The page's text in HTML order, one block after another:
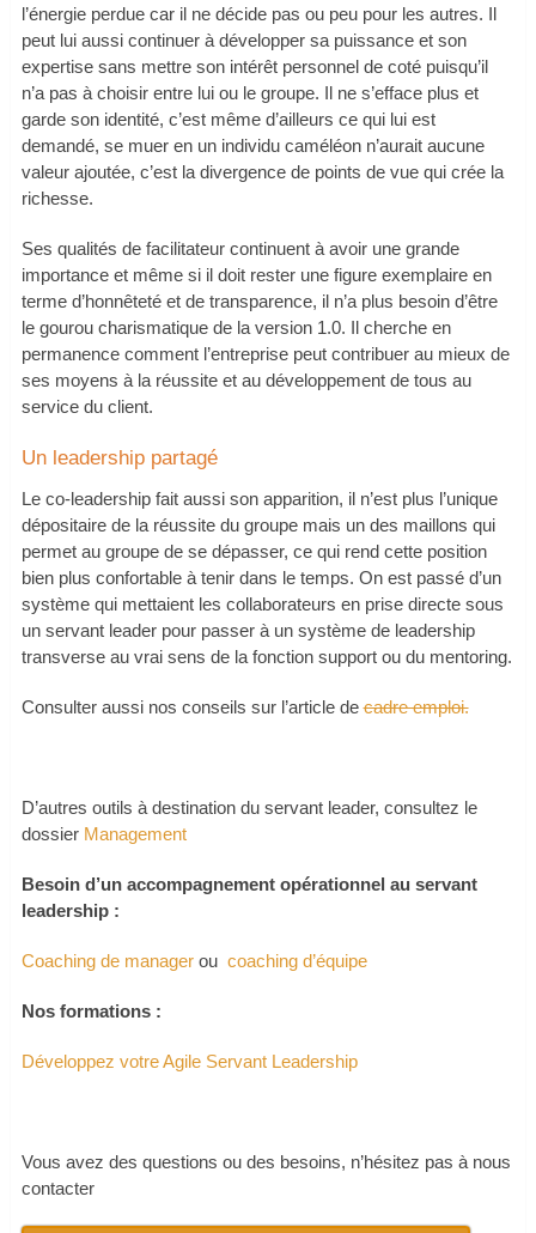
l’énergie perdue car il ne décide pas ou peu pour les autres. Il
peut lui aussi continuer à développer sa puissance et son
expertise sans mettre son intérêt personnel de coté puisqu’il
n’a pas à choisir entre lui ou le groupe. Il ne s’efface plus et
garde son identité, c’est même d’ailleurs ce qui lui est
demandé, se muer en un individu caméléon n’aurait aucune
valeur ajoutée, c’est la divergence de points de vue qui crée la
richesse.
Ses qualités de facilitateur continuent à avoir une grande
importance et même si il doit rester une figure exemplaire en
terme d’honnêteté et de transparence, il n’a plus besoin d’être
le gourou charismatique de la version 1.0. Il cherche en
permanence comment l’entreprise peut contribuer au mieux de
ses moyens à la réussite et au développement de tous au
service du client.
Un leadership partagé
Le co-leadership fait aussi son apparition, il n’est plus l’unique
dépositaire de la réussite du groupe mais un des maillons qui
permet au groupe de se dépasser, ce qui rend cette position
bien plus confortable à tenir dans le temps. On est passé d’un
système qui mettaient les collaborateurs en prise directe sous
un servant leader pour passer à un système de leadership
transverse au vrai sens de la fonction support ou du mentoring.
Consulter aussi nos conseils sur l’article decadre emploi.
D’autres outils à destination du servant leader, consultez le
dossier Management
Besoin d’un accompagnement opérationnel au servant
leadership :
Coaching de managerou coaching d’équipe
Nos formations :
Développez votre Agile Servant Leadership
Vous avez des questions ou des besoins, n’hésitez pas à nous
contacter